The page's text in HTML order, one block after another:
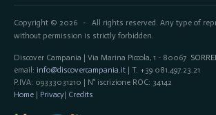
Copyright © 2026- All rights reserved. Any type of
without permission is strictly forbidden.
Discover Campania | Via Marina Piccola, 1 - 80067
email: info@discovercampania.it| T. +39 081.497.23.21
P.IVA: 09333031210 | N° iscrizione ROC: 34142
Home| Privacy| Credits